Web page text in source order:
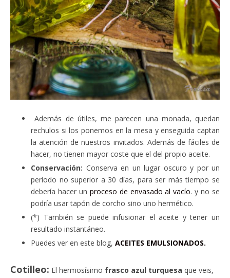
Además de útiles, me parecen una monada, quedan
rechulos si los ponemos en la mesa y enseguida captan
la atención de nuestros invitados. Además de fáciles de
hacer, no tienen mayor coste que el del propio aceite.
Conservación: Conserva en un lugar oscuro y por un
período no superior a 30 días, para ser más tiempo se
debería hacer un proceso de envasado al vacío. y no se
podría usar tapón de corcho sino uno hermético.
(*) También se puede infusionar el aceite y tener un
resultado instantáneo.
Puedes ver en este blog, ACEITES EMULSIONADOS.
Cotilleo: El hermosísimo frasco azul turquesa que veis,